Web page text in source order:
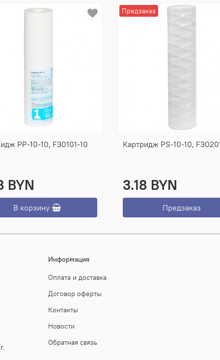
PP-10-10, F30101-10
BYN
В корзину
Предзаказ
Картридж PS-10-10,
3.18 BYN
Предзаказ
Информация
Оплата и доставка
Договор оферты
Контакты
Новости
Обратная связь